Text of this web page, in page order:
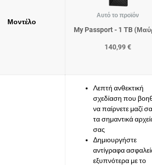
Μοντέλο
Αυτό το προϊόν
My Passport - 1 TB
140,99 €
Λεπτή ανθεκτική
σχεδίαση που
να παίρνετε μαζί
τα σημαντικά
σας
Δημιουργήστε
αντίγραφα
εξυπνότερα με το